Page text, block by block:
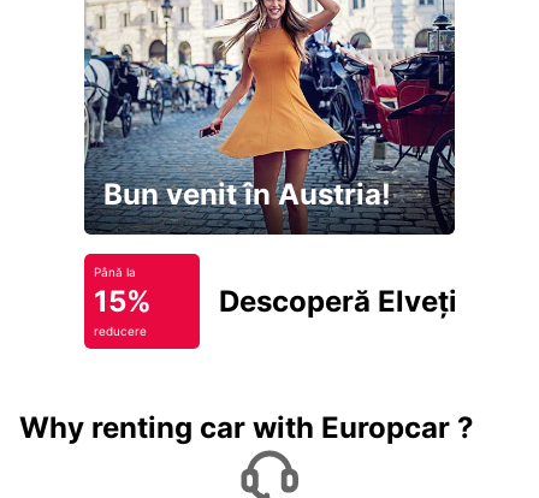
Bun venit în Austria!
Până la
15%
reducere
Descoperă Elveția
Why renting car with Europcar ?